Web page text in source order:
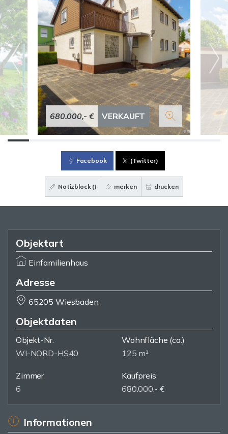
680.000,- € VERKAUFT
Facebook (Twitter)
Notizblock () merken drucken
Objektart
Einfamilienhaus
Adresse
65205 Wiesbaden
Objektdaten
Objekt-Nr.
WI-NORD-HS40
Wohnfläche (ca.)
125 m²
Zimmer
6
Kaufpreis
680.000,- €
Informationen